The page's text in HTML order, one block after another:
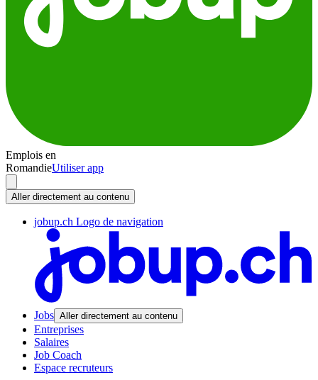
Emplois en
RomandieUtiliser app
Aller directement au contenu
jobup.ch Logo de navigation
Jobs Aller directement au contenu
Entreprises
Salaires
Job Coach
Espace recruteurs